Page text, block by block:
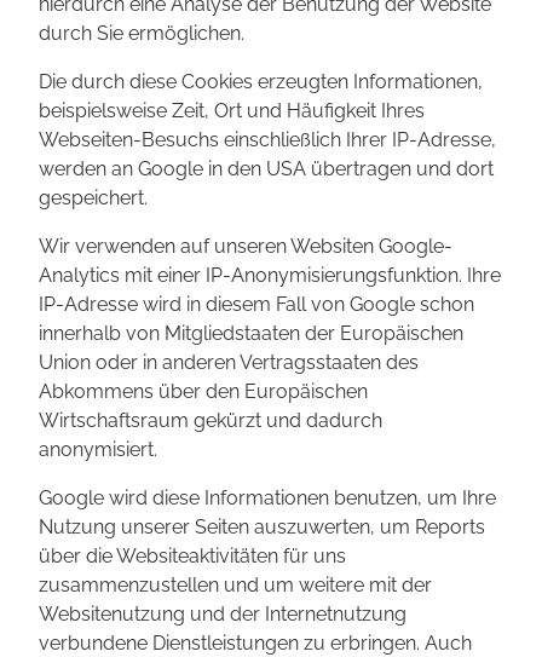
hierdurch eine Analyse der Benutzung der Website
durch Sie ermöglichen.
Die durch diese Cookies erzeugten Informationen,
beispielsweise Zeit, Ort und Häufigkeit Ihres
Webseiten-Besuchs einschließlich Ihrer IP-Adresse,
werden an Google in den USA übertragen und dort
gespeichert.
Wir verwenden auf unseren Websiten Google-
Analytics mit einer IP-Anonymisierungsfunktion. Ihre
IP-Adresse wird in diesem Fall von Google schon
innerhalb von Mitgliedstaaten der Europäischen
Union oder in anderen Vertragsstaaten des
Abkommens über den Europäischen
Wirtschaftsraum gekürzt und dadurch
anonymisiert.
Google wird diese Informationen benutzen, um Ihre
Nutzung unserer Seiten auszuwerten, um Reports
über die Websiteaktivitäten für uns
zusammenzustellen und um weitere mit der
Websitenutzung und der Internetnutzung
verbundene Dienstleistungen zu erbringen. Auch